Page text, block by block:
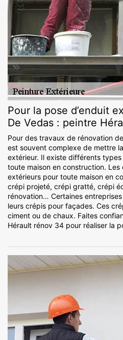
Pour la pose d’enduit
De Vedas : peintre
Pour des travaux de rénovation
est souvent complexe de mettre
extérieur. Il existe différents
toute maison en construction.
extérieurs pour toute maison en
crépi projeté, crépi gratté, crépi
rénovation… Certaines
leurs crépis pour façades. Ces
ciment ou de chaux. Faites
Hérault rénov 34 pour réaliser la